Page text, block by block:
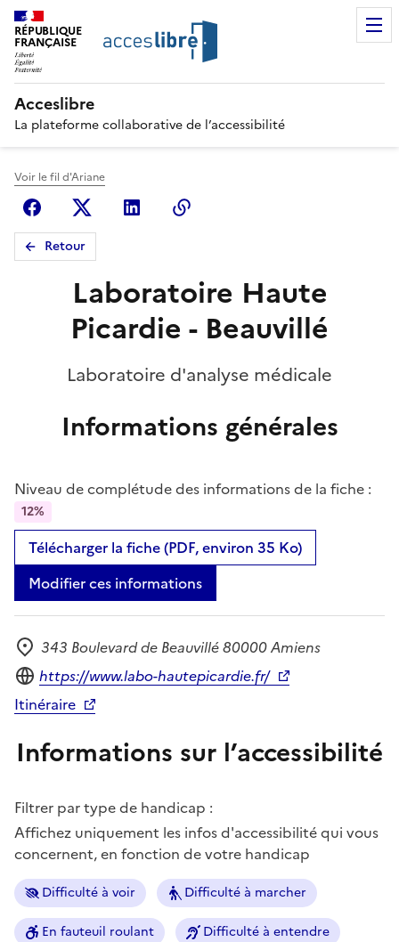
RÉPUBLIQUE
FRANÇAISE
Acceslibre
La plateforme collaborative de l’accessibilité
Voir le fil d'Ariane
FacebookX (anciennement Twitter)
Linkedin
Retour
Laboratoire Haute
Picardie - Beauvillé
Laboratoire d'analyse médicale
Informations générales
Niveau de complétude des informations de la fiche :
12%
Télécharger la fiche (PDF, environ 35 Ko)
Modifier ces informations
Adresse
343 Boulevard de Beauvillé 80000 Amiens
Site internet
https://www.labo-hautepicardie.fr/
Itinéraire
Informations sur l’accessibilité
Filtrer par type de handicap :
Affichez uniquement les infos d'accessibilité qui vous
concernent, en fonction de votre handicap
Difficulté à voir Difficulté à marcher
En fauteuil roulant Difficulté à entendre